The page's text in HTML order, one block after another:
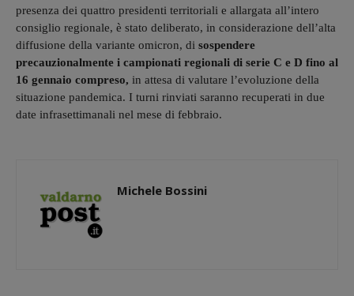
presenza dei quattro presidenti territoriali e allargata all’intero
consiglio regionale, è stato deliberato, in considerazione dell’alta
diffusione della variante omicron, di sospendere
precauzionalmente i campionati regionali di serie C e D fino al
16 gennaio compreso, in attesa di valutare l’evoluzione della
situazione pandemica. I turni rinviati saranno recuperati in due
date infrasettimanali nel mese di febbraio.
Michele Bossini